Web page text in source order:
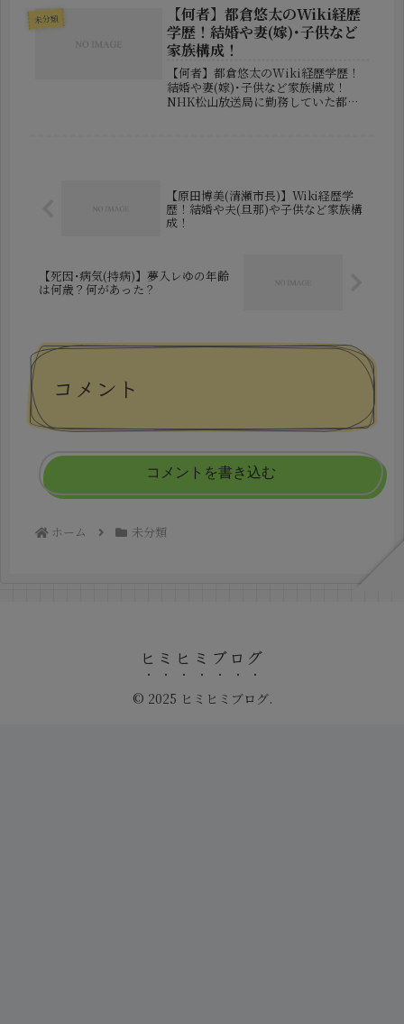
学校」**という校名がネットで急浮
上。関係者を名指しする投稿も相...
未分類
【何者】都倉悠太のWiki経歴
学歴！結婚や妻(嫁)･子供など
家族構成！
【何者】都倉悠太のWiki経歴学歴！
結婚や妻(嫁)･子供など家族構成！
NHK松山放送局に勤務していた都倉
【原田博美(清瀬市長)】Wiki経歴学
歴！結婚や夫(旦那)や子供など家族構
成！
【死因･病気(持病)】夢入レゆの年齢
は何歳？何があった？
コメント
コメントを書き込む
ホーム 未分類
ヒミヒミブログ
© 2025 ヒミヒミブログ.